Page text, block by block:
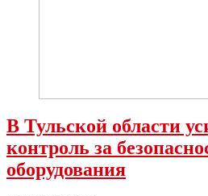
В Тульской области
контроль за
оборудования